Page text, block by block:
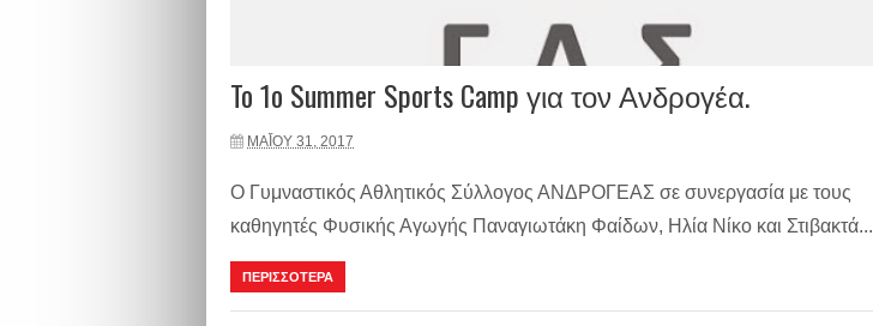
To 1o Summer Sports Camp για τον Ανδρογέα.
ΜΑΪ́ΟΥ 31, 2017
Ο Γυμναστικός Αθλητικός Σύλλογος ΑΝΔΡΟΓΕΑΣ σε συνεργασία με τους
καθηγητές Φυσικής Αγωγής Παναγιωτάκη Φαίδων, Ηλία Νίκο και Στιβακτά...
ΠΕΡΙΣΣΟΤΕΡΑ